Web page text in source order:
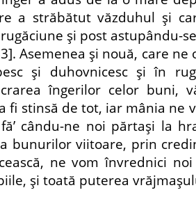
a străbătut văzduhul şi
şi post astupându-
Asemenea şi nouă, care
şi duhovnicesc şi în
îngerilor celor buni,
fi stinsă de tot, iar mânia ne
cându-ne noi părtaşi la
bunurilor viitoare, prin
ne vom învrednici
şi toată puterea